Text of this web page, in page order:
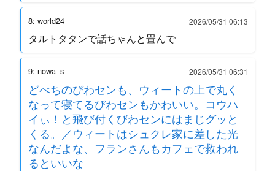
8: world24 2026/05/31 06:13
タルトタタンで話ちゃんと畳んで
9: nowa_s 2026/05/31 06:31
どべちのびわセンも、ウィートの上で丸く
なって寝てるびわセンもかわいい。コウハ
イぃ！と飛び付くびわセンにはまじグッと
くる。／ウィートはシュクレ家に差した光
なんだよな、フランさんもカフェで救われ
るといいな